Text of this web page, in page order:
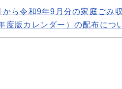
から令和9年9月分の家庭ごみ
度版カレンダー）の配布につ